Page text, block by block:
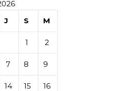
J S M
1 2
7 8 9
14 15 16